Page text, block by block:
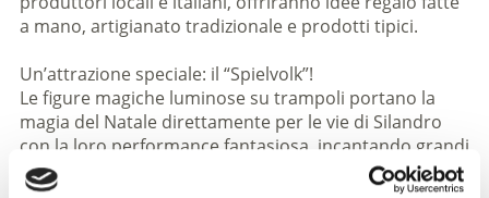
a mano, artigianato tradizionale e prodotti tipici.
Un’attrazione speciale: il “Spielvolk”!
Le figure magiche luminose su trampoli portano la
magia del Natale direttamente per le vie di Silandro
con la loro performance fantasiosa, incantando grandi
e piccini – un’esperienza da non perdere!